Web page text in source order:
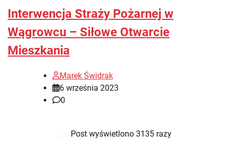
Interwencja Straży Pożarnej w
Wągrowcu – Siłowe Otwarcie
Mieszkania
Marek Świdrak
6 września 2023
0
Post wyświetlono 3135 razy